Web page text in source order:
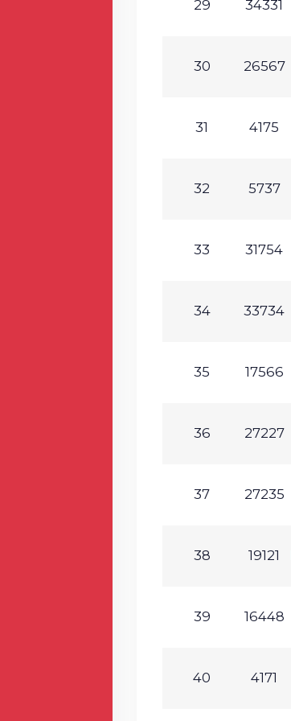
29 34331
30 26567
31 4175
32 5737
33 31754
34 33734
35 17566
36 27227
37 27235
38 19121
39 16448
40 4171